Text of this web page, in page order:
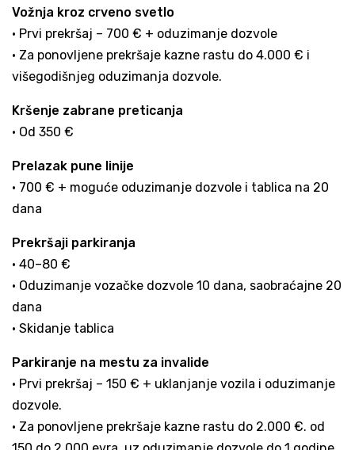
Vožnja kroz crveno svetlo
• Prvi prekršaj – 700 € + oduzimanje dozvole
• Za ponovljene prekršaje kazne rastu do 4.000 € i
višegodišnjeg oduzimanja dozvole.
Kršenje zabrane preticanja
• Od 350 €
Prelazak pune linije
• 700 € + moguće oduzimanje dozvole i tablica na 20
dana
Prekršaji parkiranja
• 40–80 €
• Oduzimanje vozačke dozvole 10 dana, saobraćajne 20
dana
• Skidanje tablica
Parkiranje na mestu za invalide
• Prvi prekršaj – 150 € + uklanjanje vozila i oduzimanje
dozvole.
• Za ponovljene prekršaje kazne rastu do 2.000 €. od